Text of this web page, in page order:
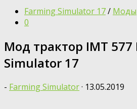
Farming Simulator 17/ Моды
0
Moд трактор IMT 577
Simulator 17
- Farming Simulator· 13.05.2019